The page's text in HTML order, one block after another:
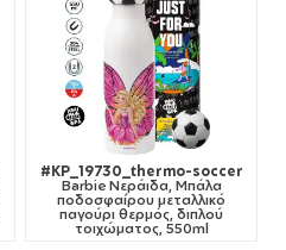
#KP_19730_thermo-soccer
Barbie Νεράιδα, Μπάλα
ποδοσφαίρου μεταλλικό
παγούρι θερμός, διπλού
τοιχώματος, 550ml